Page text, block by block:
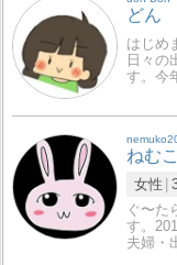
どん
はじめ
日々の
す。今
ねむこ
女性
ぐ〜た
す。
夫婦・